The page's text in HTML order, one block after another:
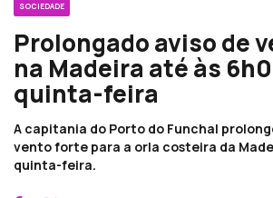
SOCIEDADE
Prolongado aviso de
na Madeira até às
quinta-feira
A capitania do Porto do Funchal
vento forte para a orla costeira da
quinta-feira.